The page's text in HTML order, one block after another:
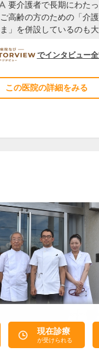
要介護者で長期にわた
ご高齢の方のための「介
ま」を併設しているのも
DOCTORVIEW
でインタビュー
この医院の詳細をみる
現在診療